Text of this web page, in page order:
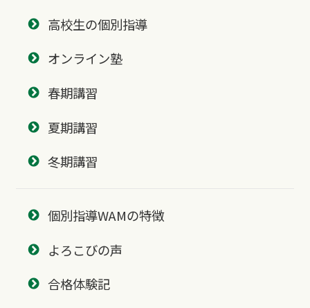
高校生の個別指導
オンライン塾
春期講習
夏期講習
冬期講習
個別指導WAMの特徴
よろこびの声
合格体験記